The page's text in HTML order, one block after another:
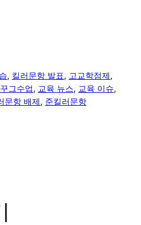
, 킬러문항 발표, 고교학점제
꾸그수업, 교육 뉴스, 교육 이슈
문항 배제, 준킬러문항